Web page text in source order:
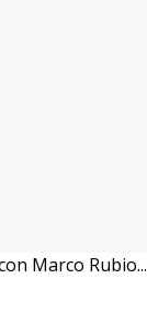
Marco Rubio...